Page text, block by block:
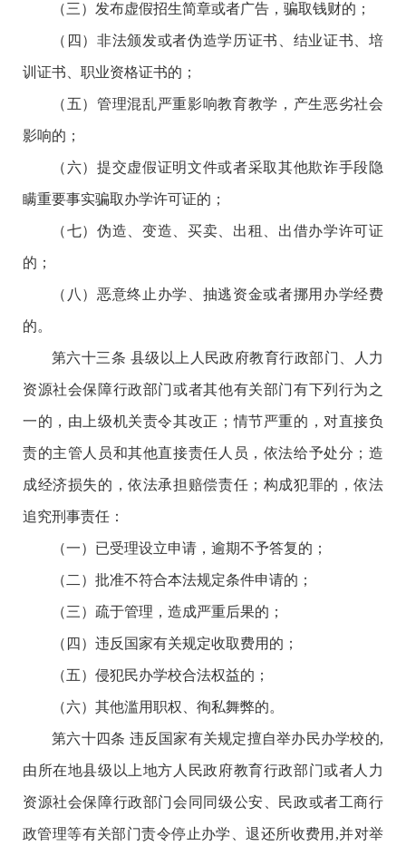
（三）发布虚假招生简章或者广告，骗取钱财的；
（四）非法颁发或者伪造学历证书、结业证书、培
训证书、职业资格证书的；
（五）管理混乱严重影响教育教学，产生恶劣社会
影响的；
（六）提交虚假证明文件或者采取其他欺诈手段隐
瞒重要事实骗取办学许可证的；
（七）伪造、变造、买卖、出租、出借办学许可证
的；
（八）恶意终止办学、抽逃资金或者挪用办学经费
的。
第六十三条 县级以上人民政府教育行政部门、人力
资源社会保障行政部门或者其他有关部门有下列行为之
一的，由上级机关责令其改正；情节严重的，对直接负
责的主管人员和其他直接责任人员，依法给予处分；造
成经济损失的，依法承担赔偿责任；构成犯罪的，依法
追究刑事责任：
（一）已受理设立申请，逾期不予答复的；
（二）批准不符合本法规定条件申请的；
（三）疏于管理，造成严重后果的；
（四）违反国家有关规定收取费用的；
（五）侵犯民办学校合法权益的；
（六）其他滥用职权、徇私舞弊的。
第六十四条 违反国家有关规定擅自举办民办学校的,
由所在地县级以上地方人民政府教育行政部门或者人力
资源社会保障行政部门会同同级公安、民政或者工商行
政管理等有关部门责令停止办学、退还所收费用,并对举